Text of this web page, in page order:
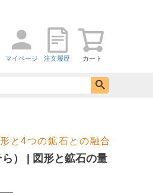
カート
注文履歴
マイページ
と4つの鉱石との融合
） | 図形と鉱石の量